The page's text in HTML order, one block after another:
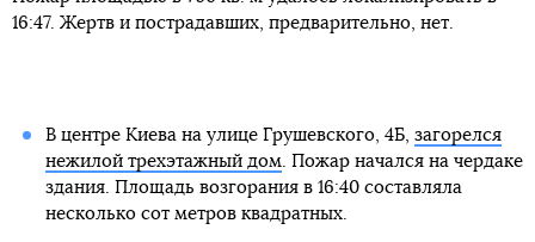
16:47. Жертв и пострадавших, предварительно, нет.
В центре Киева на улице Грушевского, 4Б, загорелся
нежилой трехэтажный дом. Пожар начался на чердаке
здания. Площадь возгорания в 16:40 составляла
несколько сот метров квадратных.